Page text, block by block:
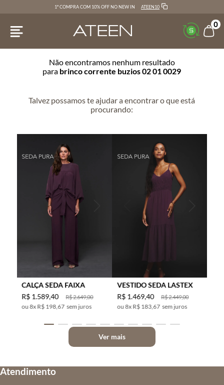
1ª COMPRA COM 10% OFF NO NEW IN ATEEN10
0
Não encontramos nenhum resultado
para brinco corrente buzios 02 01 0029
Talvez possamos te ajudar a encontrar o que está
procurando:
CALÇA SEDA FAIXA
R$2.649,00
R$ 1.589,40
8x R$ 198,67 sem juros
VESTIDO SEDA LASTEX
R$2.449,00
R$ 1.469,40
8x R$ 183,67 sem juros
Ver mais
Atendimento